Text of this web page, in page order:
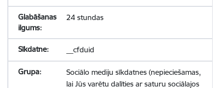
24 stundas
__cfduid
Sociālo mediju sīkdatnes (nepieciešamas,
lai Jūs varētu dalīties ar saturu sociālajos